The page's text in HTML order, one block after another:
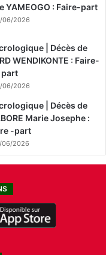
YAMEOGO : Faire-part
06/2026
| Décès de
WENDIKONTE : Faire-
part
06/2026
| Décès de
Marie Josephe :
-part
06/2026